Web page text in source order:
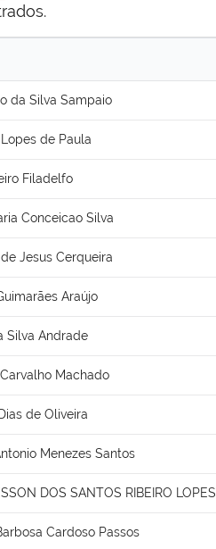
da Silva Sampaio
de Paula
Filadelfo
Conceicao Silva
Jesus Cerqueira
Araújo
Silva Andrade
Machado
de Oliveira
Menezes Santos
DOS SANTOS RIBEIRO LOPES
Cardoso Passos